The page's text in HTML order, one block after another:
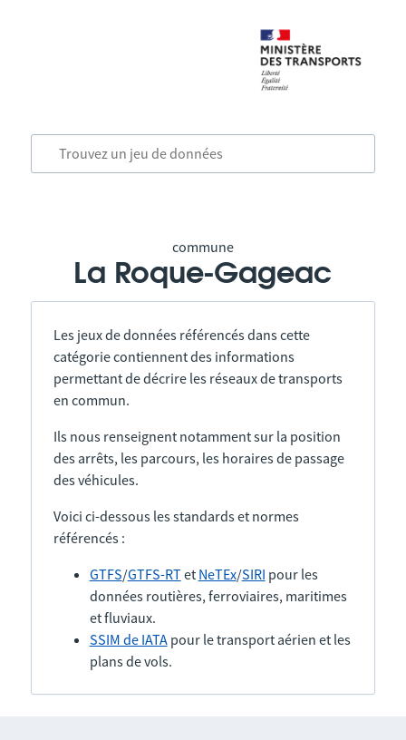
commune
La Roque-Gageac
Les jeux de données référencés dans cette
catégorie contiennent des informations
permettant de décrire les réseaux de transports
en commun.
Ils nous renseignent notamment sur la position
des arrêts, les parcours, les horaires de passage
des véhicules.
Voici ci-dessous les standards et normes
référencés :
GTFS/GTFS-RTet NeTEx/SIRI pour les
données routières, ferroviaires, maritimes
et fluviaux.
SSIM de IATApour le transport aérien et les
plans de vols.